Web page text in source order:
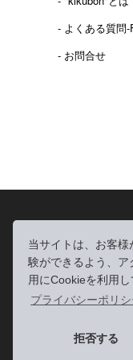
当サイトは、お客
験ができるよう、
用にCookieを利用し
プライバシーポリシ
拒否する
- よくある質問-
- お問合せ
利用規約|個人
特定商取引法に